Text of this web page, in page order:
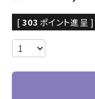
[ 303 ポイント進呈 ]